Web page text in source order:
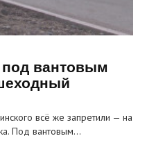
под вантовым
всё же запретили — на
Под вантовым…